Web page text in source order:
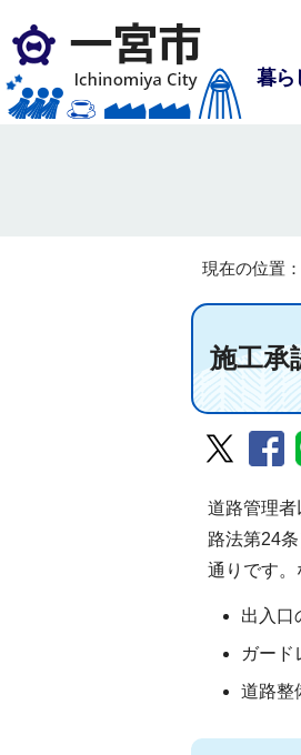
暮ら
現在の位置：
施工承
道路管理
路法第24
通りです。
出入口
ガード
道路整